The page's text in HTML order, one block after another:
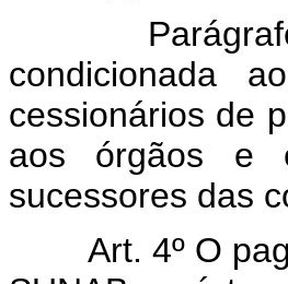
Parágrafo
condicionada
cessionários de
aos órgãos e
sucessores das
Art. 4º O